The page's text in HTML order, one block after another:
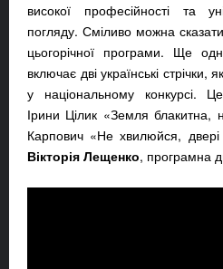
високої професійності та
погляду. Сміливо можна
цьогорічної програми. Ще
включає дві українські стрічки,
у національному конкурсі.
Ірини Цілик «Земля блакитна,
Карпович «Не хвилюйся, двері
Вікторія Лещенко, програмна